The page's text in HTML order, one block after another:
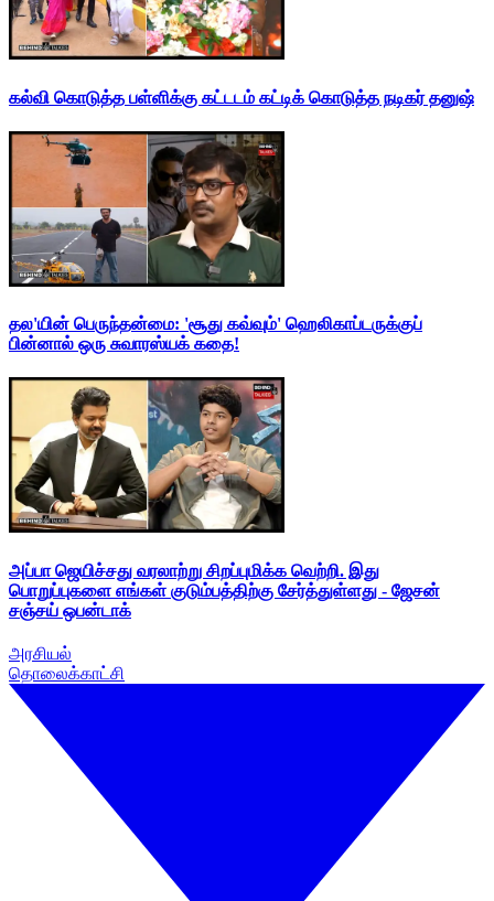
கல்வி கொடுத்த பள்ளிக்கு கட்டடம் கட்டிக் கொடுத்த நடிகர் தனுஷ்
தல'யின் பெருந்தன்மை: 'சூது கவ்வும்' ஹெலிகாப்டருக்குப்
பின்னால் ஒரு சுவாரஸ்யக் கதை!
அப்பா ஜெயிச்சது வரலாற்று சிறப்புமிக்க வெற்றி. இது
பொறுப்புகளை எங்கள் குடும்பத்திற்கு சேர்த்துள்ளது - ஜேசன்
சஞ்சய் ஒபன்டாக்
அரசியல்
தொலைக்காட்சி